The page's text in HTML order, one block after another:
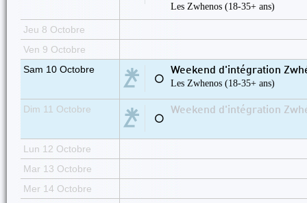
Les Zwhenos (18-35+ ans)
Jeu 8 Octobre
Ven 9 Octobre
Sam 10 Octobre
⚪
Weekend d'intégration
Les Zwhenos (18-35+ ans)
Dim 11 Octobre
⚪
Weekend d'intégration
Lun 12 Octobre
Mar 13 Octobre
Mer 14 Octobre